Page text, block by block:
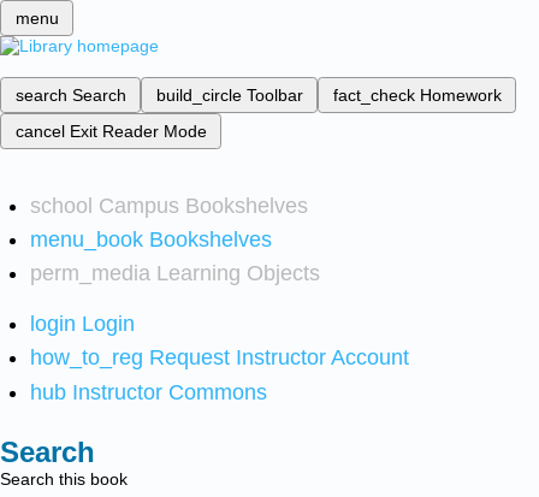
menu
search Search build_circle Toolbar fact_check Homework
cancel Exit Reader Mode
school Campus Bookshelves
menu_book Bookshelves
perm_media Learning Objects
login Login
how_to_reg Request Instructor Account
hub Instructor Commons
Search
Search this book